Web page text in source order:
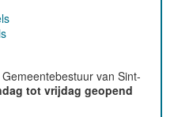
van Sint-
tot vrijdag geopend